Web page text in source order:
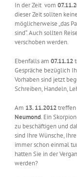
In der Zeit vom
dieser Zeit sollten
möglicherweise „das
sind“. Auch sollten
verschoben werden.
Ebenfalls am 07.11.12
Gespräche bezüglich
Vorhaben sind jetzt
Schreiben, Handeln,
Am 13. 11.2012treffen
Neumond. Ein
zu beschäftigen und
sind Ihre Wünsche,
immer schon einmal
hatten Sie in der
werden?